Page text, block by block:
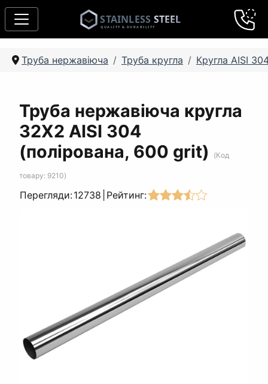
Труба нержавіюча Труба кругла Кругла AISI
Труба нержавіюча кругла
32Х2 AISI 304
(полірована, 600 grit)
(Код
товару: 9210)
Перегляди:12738 Рейтинг: